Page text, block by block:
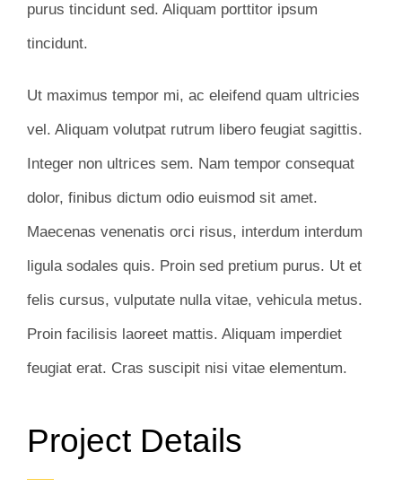
purus tincidunt sed. Aliquam porttitor ipsum
tincidunt.
Ut maximus tempor mi, ac eleifend quam ultricies
vel. Aliquam volutpat rutrum libero feugiat sagittis.
Integer non ultrices sem. Nam tempor consequat
dolor, finibus dictum odio euismod sit amet.
Maecenas venenatis orci risus, interdum interdum
ligula sodales quis. Proin sed pretium purus. Ut et
felis cursus, vulputate nulla vitae, vehicula metus.
Proin facilisis laoreet mattis. Aliquam imperdiet
feugiat erat. Cras suscipit nisi vitae elementum.
Project Details